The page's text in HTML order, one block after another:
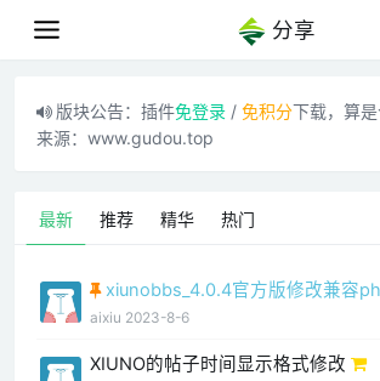
分享
版块公告：插件免登录 / 免积分下载，算
来源：www.gudou.top
最新 推荐 精华 热门
xiunobbs_4.0.4官方版修改兼容
aixiu 2023-8-6
XIUNO的帖子时间显示格式修改